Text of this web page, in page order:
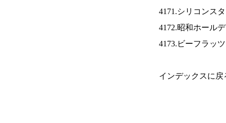
4171.シリコンス
4172.昭和ホール
4173.ビーフラッ
インデックスに戻